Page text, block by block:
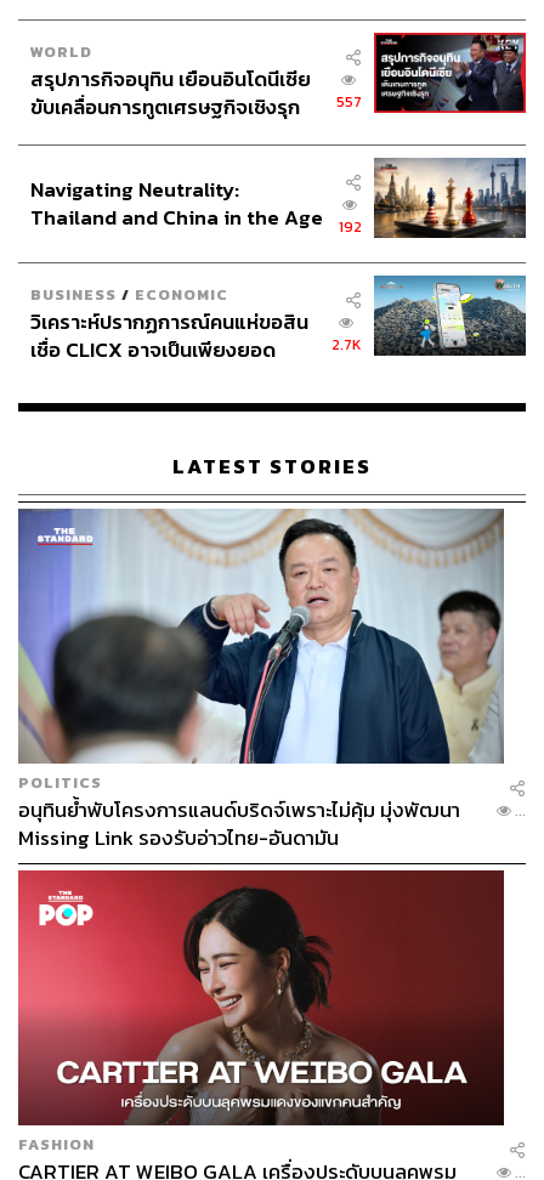
WORLD
สรุปภารกิจอนุทิน เยือนอินโดนีเซีย
ขับเคลื่อนการทูตเศรษฐกิจเชิงรุก
557
Navigating Neutrality:
Thailand and China in the Age
192
BUSINESS / ECONOMIC
วิเคราะห์ปรากฏการณ์คนแห่ขอสิน
เชื่อ CLICX อาจเป็นเพียงยอด
เรือนไทยที่ถูกซุกไว้
2.7K
LATEST STORIES
POLITICS
อนุทินย้ำพับโครงการแลนด์บริดจ์เพราะไม่คุ้ม มุ่งพัฒนา
Missing Link รองรับอ่าวไทย-อันดามัน
...
FASHION
CARTIER AT WEIBO GALA เครื่องประดับบนลุคพรม ...